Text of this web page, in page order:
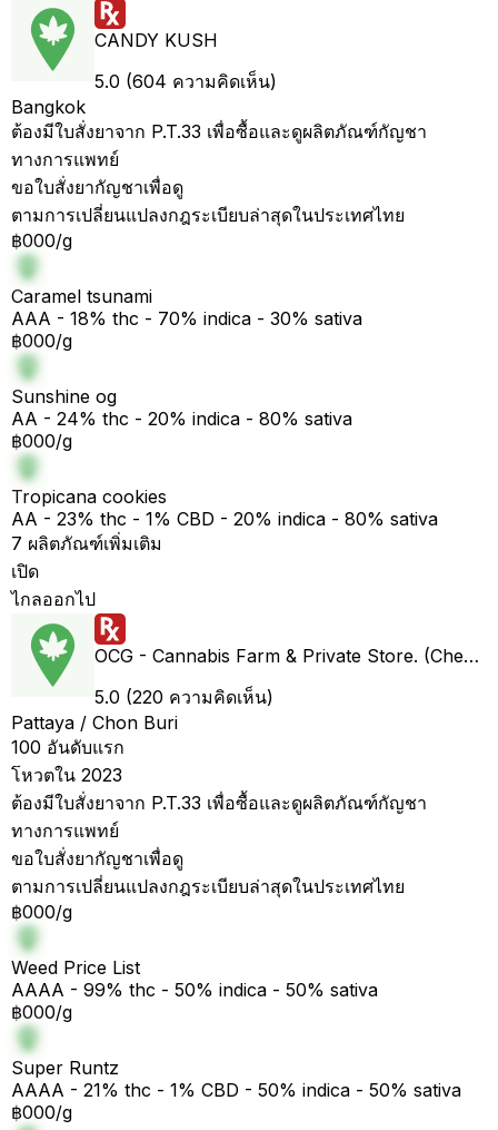
CANDY KUSH
5.0 (604 ความคิดเห็น)
Bangkok
ต้องมีใบสั่งยาจาก P.T.33 เพื่อซื้อและดูผลิตภัณฑ์กัญชา
ทางการแพทย์
ขอใบสั่งยากัญชาเพื่อดู
ตามการเปลี่ยนแปลงกฎระเบียบล่าสุดในประเทศไทย
฿000/g
Caramel tsunami
AAA - 18% thc - 70% indica - 30% sativa
฿000/g
Sunshine og
AA - 24% thc - 20% indica - 80% sativa
฿000/g
Tropicana cookies
AA - 23% thc - 1% CBD - 20% indica - 80% sativa
7 ผลิตภัณฑ์เพิ่มเติม
เปิด
ไกลออกไป
OCG - Cannabis Farm & Private Store. (Cheap weed & Kratom bar)
5.0 (220 ความคิดเห็น)
Pattaya / Chon Buri
100 อันดับแรก
โหวตใน 2023
ต้องมีใบสั่งยาจาก P.T.33 เพื่อซื้อและดูผลิตภัณฑ์กัญชา
ทางการแพทย์
ขอใบสั่งยากัญชาเพื่อดู
ตามการเปลี่ยนแปลงกฎระเบียบล่าสุดในประเทศไทย
฿000/g
Weed Price List
AAAA - 99% thc - 50% indica - 50% sativa
฿000/g
Super Runtz
AAAA - 21% thc - 1% CBD - 50% indica - 50% sativa
฿000/g